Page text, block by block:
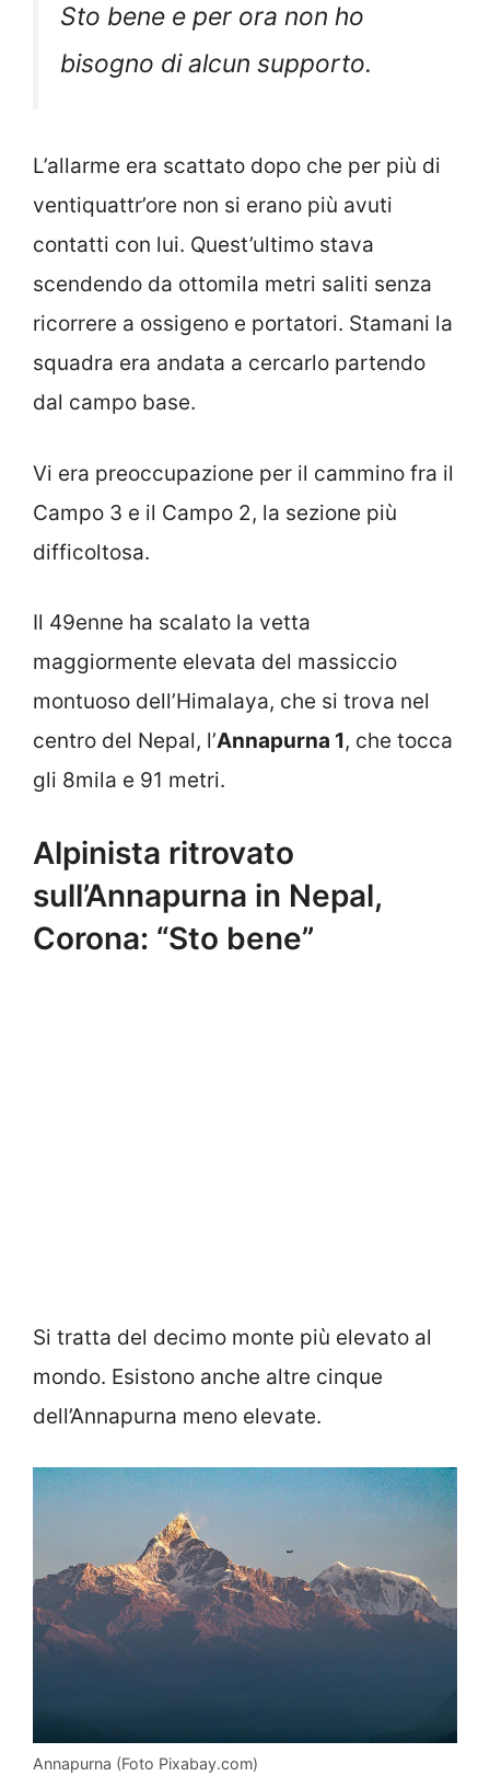
Sto bene e per ora non ho
bisogno di alcun supporto.
L’allarme era scattato dopo che per più di
ventiquattr’ore non si erano più avuti
contatti con lui. Quest’ultimo stava
scendendo da ottomila metri saliti senza
ricorrere a ossigeno e portatori. Stamani la
squadra era andata a cercarlo partendo
dal campo base.
Vi era preoccupazione per il cammino fra il
Campo 3 e il Campo 2, la sezione più
difficoltosa.
Il 49enne ha scalato la vetta
maggiormente elevata del massiccio
montuoso dell’Himalaya, che si trova nel
centro del Nepal, l’Annapurna 1, che tocca
gli 8mila e 91 metri.
Alpinista ritrovato
sull’Annapurna in Nepal,
Corona: “Sto bene”
Si tratta del decimo monte più elevato al
mondo. Esistono anche altre cinque
dell’Annapurna meno elevate.
Annapurna (Foto Pixabay.com)